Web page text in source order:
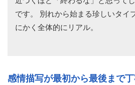
です。 別れから始まる珍しいタイ
にかく全体的にリアル。
感情描写が最初から最後まで